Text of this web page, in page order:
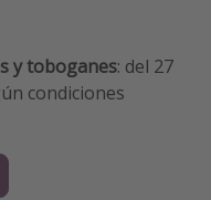
y toboganes: del 27
condiciones